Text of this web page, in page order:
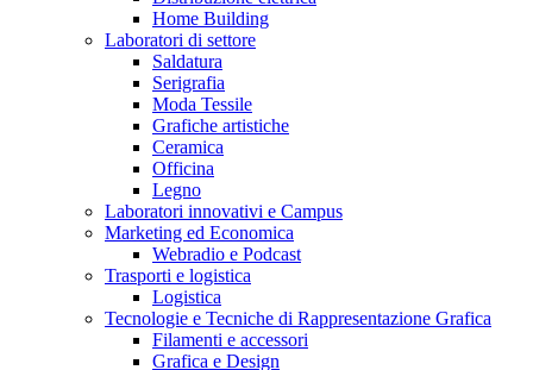
Home Building
Laboratori di settore
Saldatura
Serigrafia
Moda Tessile
Grafiche artistiche
Ceramica
Officina
Legno
Laboratori innovativi e Campus
Marketing ed Economica
Webradio e Podcast
Trasporti e logistica
Logistica
Tecnologie e Tecniche di Rappresentazione Grafica
Filamenti e accessori
Grafica e Design